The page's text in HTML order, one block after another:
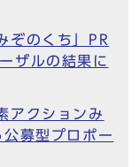
ぞのくち」PR
ザルの結果に
アクションみ
募型プロポー